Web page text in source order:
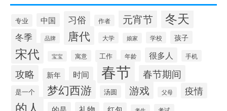
专业 中国 习俗 作者 元宵节 冬天
冬季 品牌 唐代 大学 娘家 学校 孩子
宋代 宝宝 寓意 工作 年龄 很多人 手机
攻略 新年 时间 春节 春节期间
是一个 梦幻西游 汤圆 游戏 父母 疫情
的人